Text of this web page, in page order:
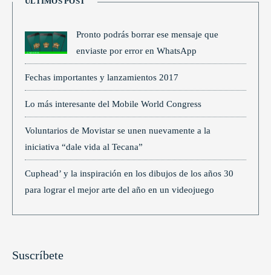
Pronto podrás borrar ese mensaje que
enviaste por error en WhatsApp
Fechas importantes y lanzamientos 2017
Lo más interesante del Mobile World Congress
Voluntarios de Movistar se unen nuevamente a la
iniciativa “dale vida al Tecana”
Cuphead’ y la inspiración en los dibujos de los años 30
para lograr el mejor arte del año en un videojuego
Suscríbete